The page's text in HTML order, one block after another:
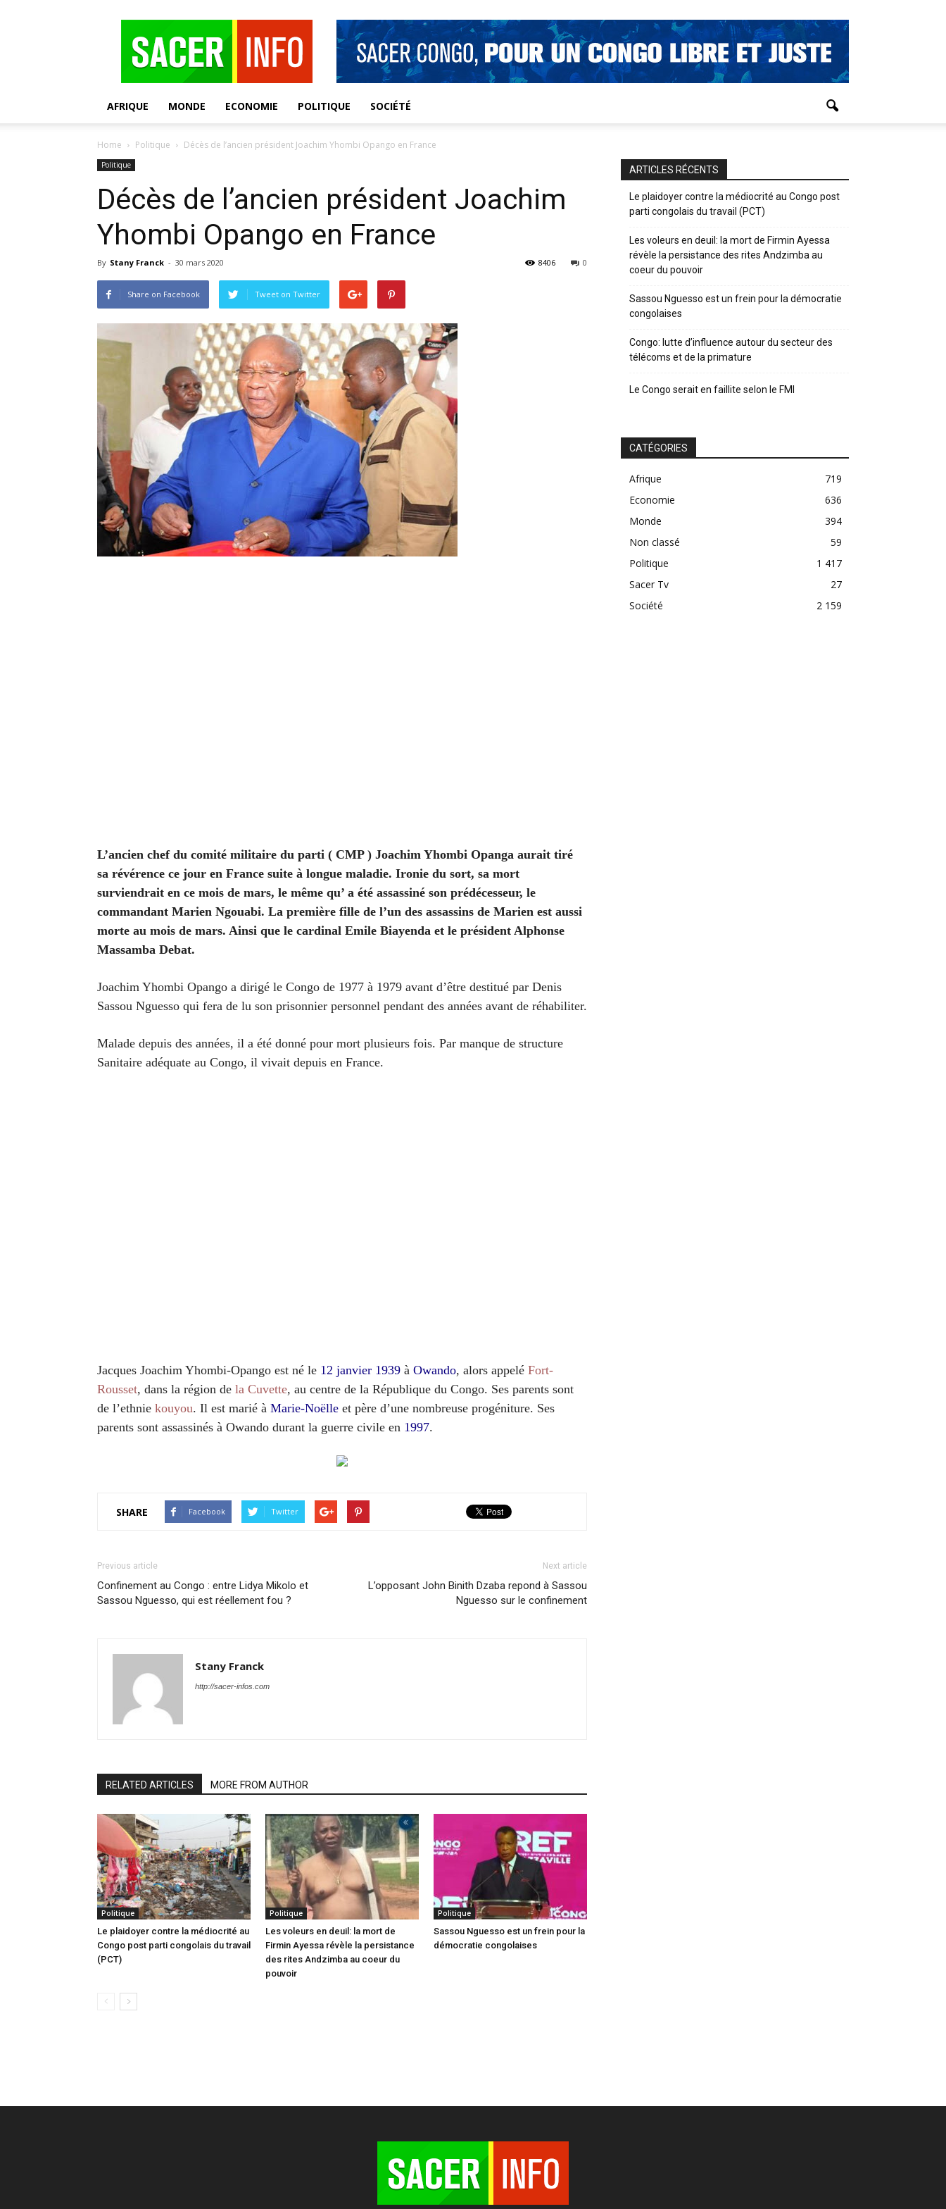
AFRIQUE MONDE ECONOMIE POLITIQUE SOCIÉTÉ
Home Politique Décès de l’ancien président Joachim Yhombi Opango en France
Politique
Décès de l’ancien président Joachim
Yhombi Opango en France
By Stany Franck - 30 mars 2020 0
8406
Share on Facebook Tweet on Twitter
L’ancien chef du comité militaire du parti ( CMP ) Joachim Yhombi Opanga aurait tiré
sa révérence ce jour en France suite à longue maladie. Ironie du sort, sa mort
surviendrait en ce mois de mars, le même qu’ a été assassiné son prédécesseur, le
commandant Marien Ngouabi. La première fille de l’un des assassins de Marien est aussi
morte au mois de mars. Ainsi que le cardinal Emile Biayenda et le président Alphonse
Massamba Debat.
Joachim Yhombi Opango a dirigé le Congo de 1977 à 1979 avant d’être destitué par Denis
Sassou Nguesso qui fera de lu son prisonnier personnel pendant des années avant de réhabiliter.
Malade depuis des années, il a été donné pour mort plusieurs fois. Par manque de structure
Sanitaire adéquate au Congo, il vivait depuis en France.
Jacques Joachim Yhombi-Opango est né le 12 janvier 1939 à Owando, alors appelé Fort-
Rousset, dans la région de la Cuvette, au centre de la République du Congo. Ses parents sont
de l’ethnie kouyou. Il est marié à Marie-Noëlle et père d’une nombreuse progéniture. Ses
parents sont assassinés à Owando durant la guerre civile en 1997.
SHARE Facebook Twitter
Previous article
Confinement au Congo : entre Lidya Mikolo et
Sassou Nguesso, qui est réellement fou ?
Next article
L’opposant John Binith Dzaba repond à Sassou
Nguesso sur le confinement
Stany Franck
http://sacer-infos.com
RELATED ARTICLES MORE FROM AUTHOR
Politique
Le plaidoyer contre la médiocrité au
Congo post parti congolais du travail
(PCT)
Politique
Les voleurs en deuil: la mort de
Firmin Ayessa révèle la persistance
des rites Andzimba au coeur du
pouvoir
Politique
Sassou Nguesso est un frein pour la
démocratie congolaises
ARTICLES RÉCENTS
Le plaidoyer contre la médiocrité au Congo post
parti congolais du travail (PCT)
Les voleurs en deuil: la mort de Firmin Ayessa
révèle la persistance des rites Andzimba au
coeur du pouvoir
Sassou Nguesso est un frein pour la démocratie
congolaises
Congo: lutte d’influence autour du secteur des
télécoms et de la primature
Le Congo serait en faillite selon le FMI
CATÉGORIES
Afrique
719
Economie
636
Monde
394
Non classé
59
Politique
1 417
Sacer Tv
27
Société
2 159